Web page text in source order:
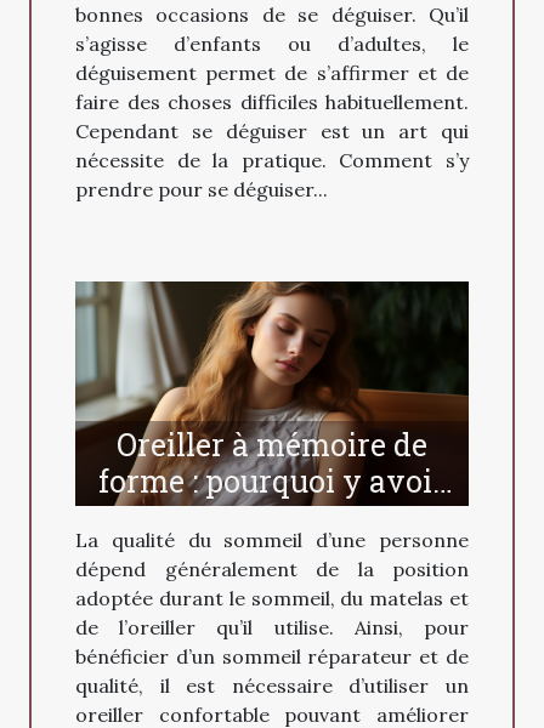
bonnes occasions de se déguiser. Qu’il
s’agisse d’enfants ou d’adultes, le
déguisement permet de s’affirmer et de
faire des choses difficiles habituellement.
Cependant se déguiser est un art qui
nécessite de la pratique. Comment s’y
prendre pour se déguiser...
Oreiller à mémoire de
forme : pourquoi y avoir
recours ?
La qualité du sommeil d’une personne
dépend généralement de la position
adoptée durant le sommeil, du matelas et
de l’oreiller qu’il utilise. Ainsi, pour
bénéficier d’un sommeil réparateur et de
qualité, il est nécessaire d’utiliser un
oreiller confortable pouvant améliorer